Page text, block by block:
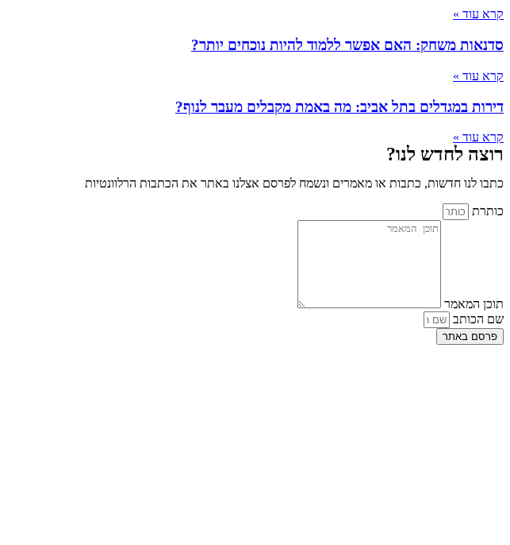
קרא עוד »
סדנאות משחק: האם אפשר ללמוד להיות נוכחים יותר?
קרא עוד »
דירות במגדלים בתל אביב: מה באמת מקבלים מעבר לנוף?
קרא עוד »
רוצה לחדש לנו?
כתבו לנו חדשות, כתבות או מאמרים ונשמח לפרסם אצלנו באתר את הכתבות הרלוונטיות
כותרת
תוכן המאמר
שם הכותב
פרסם באתר